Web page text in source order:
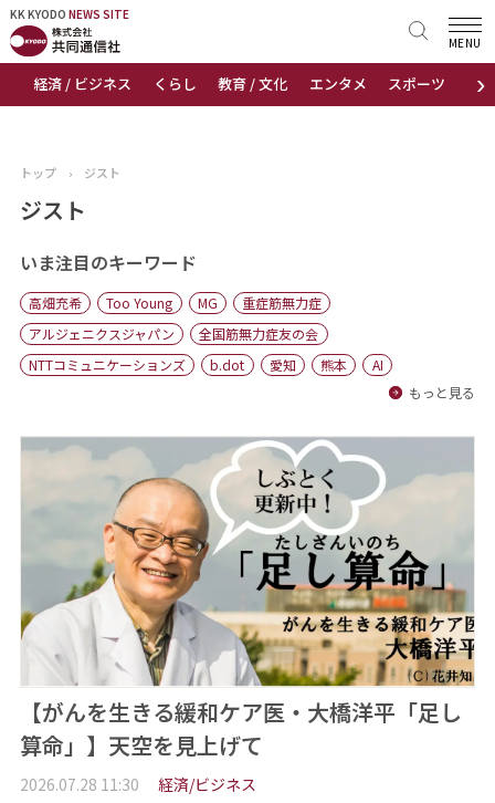
KK KYODO NEWS SITE
›
経済 / ビジネス くらし 教育 / 文化 エンタメ スポーツ 地域
MENU
KK KYODONEWS SITE
トップページ
ニュース
おすすめコンテンツ
出版物
会社概要
トップ › ジスト
ジスト
いま注目のキーワード
高畑充希 Too Young MG
重症筋無力症
アルジェニクスジャパン
全国筋無力症友の会
NTTコミュニケーションズ
b.dot 愛知 熊本
AI
もっと見る
【がんを生きる緩和ケア医・大橋洋平「足し
算命」】天空を見上げて
2026.07.28 11:30 経済/ビジネス